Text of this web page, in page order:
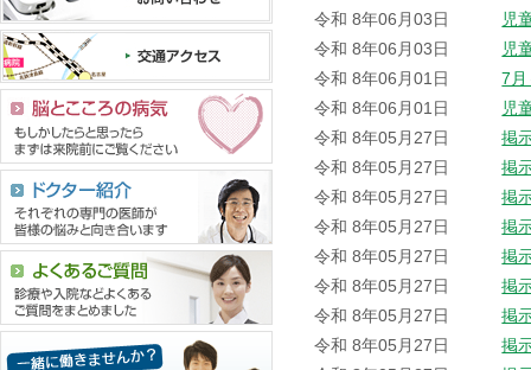
令和 8年06月03日
児
令和 8年06月03日
児
令和 8年06月01日
7月
令和 8年06月01日
児
令和 8年05月27日
掲
令和 8年05月27日
掲
令和 8年05月27日
掲
令和 8年05月27日
掲
令和 8年05月27日
掲
令和 8年05月27日
掲
令和 8年05月27日
掲
令和 8年05月27日
掲